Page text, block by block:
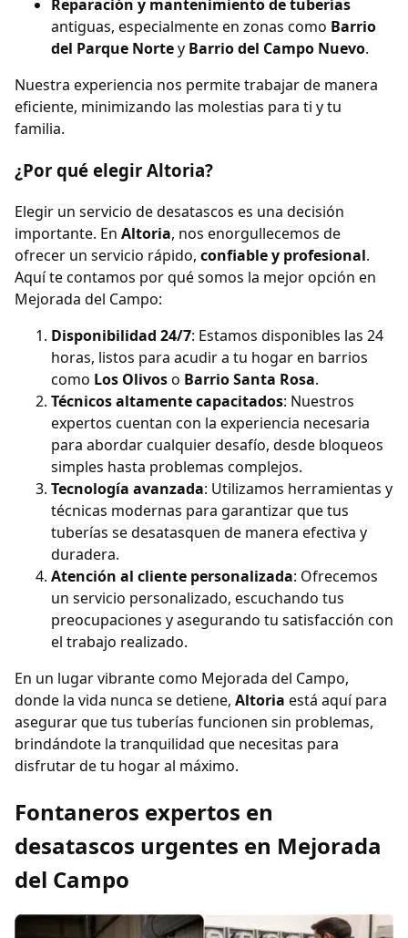
Reparación y mantenimiento de tuberías
antiguas, especialmente en zonas como Barrio
del Parque Nortey Barrio del Campo Nuevo.
Nuestra experiencia nos permite trabajar de manera
eficiente, minimizando las molestias para ti y tu
familia.
¿Por qué elegir Altoria?
Elegir un servicio de desatascos es una decisión
importante. En Altoria, nos enorgullecemos de
ofrecer un servicio rápido, confiable y profesional.
Aquí te contamos por qué somos la mejor opción en
Mejorada del Campo:
Disponibilidad 24/7: Estamos disponibles las 24
horas, listos para acudir a tu hogar en barrios
como Los Olivoso Barrio Santa Rosa.
Técnicos altamente capacitados: Nuestros
expertos cuentan con la experiencia necesaria
para abordar cualquier desafío, desde bloqueos
simples hasta problemas complejos.
Tecnología avanzada: Utilizamos herramientas y
técnicas modernas para garantizar que tus
tuberías se desatasquen de manera efectiva y
duradera.
Atención al cliente personalizada: Ofrecemos
un servicio personalizado, escuchando tus
preocupaciones y asegurando tu satisfacción con
el trabajo realizado.
En un lugar vibrante como Mejorada del Campo,
donde la vida nunca se detiene, Altoria está aquí para
asegurar que tus tuberías funcionen sin problemas,
brindándote la tranquilidad que necesitas para
disfrutar de tu hogar al máximo.
Fontaneros expertos en
desatascos urgentes en Mejorada
del Campo